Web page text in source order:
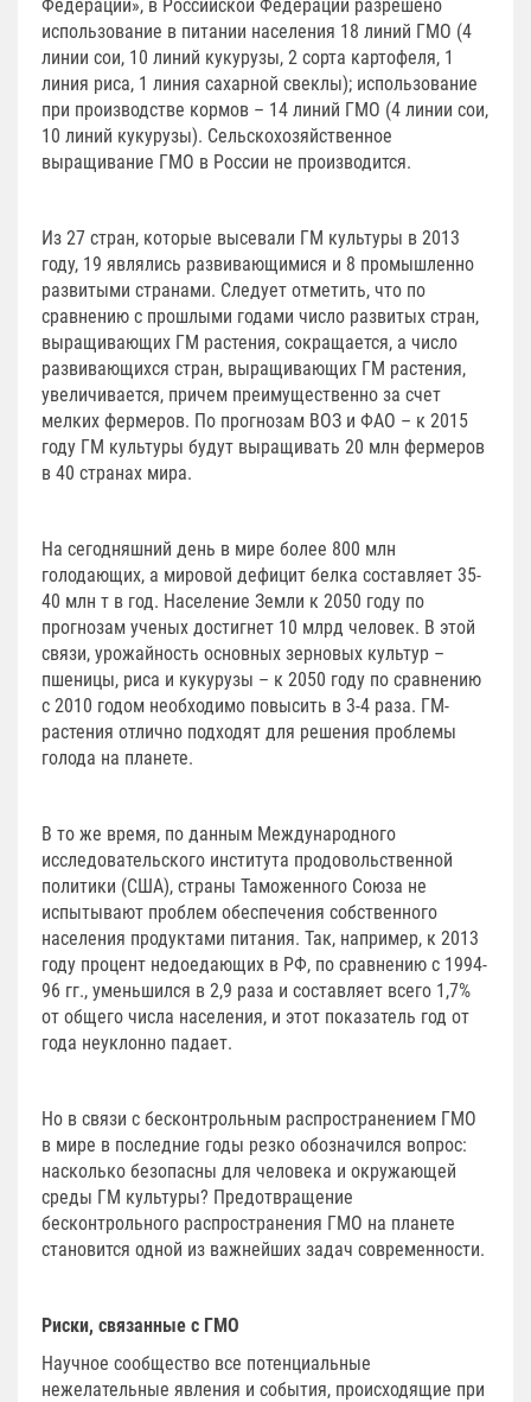
Федерации», в Российской Федерации разрешено
использование в питании населения 18 линий ГМО (4
линии сои, 10 линий кукурузы, 2 сорта картофеля, 1
линия риса, 1 линия сахарной свеклы); использование
при производстве кормов – 14 линий ГМО (4 линии сои,
10 линий кукурузы). Сельскохозяйственное
выращивание ГМО в России не производится.
Из 27 стран, которые высевали ГМ культуры в 2013
году, 19 являлись развивающимися и 8 промышленно
развитыми странами. Следует отметить, что по
сравнению с прошлыми годами число развитых стран,
выращивающих ГМ растения, сокращается, а число
развивающихся стран, выращивающих ГМ растения,
увеличивается, причем преимущественно за счет
мелких фермеров. По прогнозам ВОЗ и ФАО – к 2015
году ГМ культуры будут выращивать 20 млн фермеров
в 40 странах мира.
На сегодняшний день в мире более 800 млн
голодающих, а мировой дефицит белка составляет 35-
40 млн т в год. Население Земли к 2050 году по
прогнозам ученых достигнет 10 млрд человек. В этой
связи, урожайность основных зерновых культур –
пшеницы, риса и кукурузы – к 2050 году по сравнению
с 2010 годом необходимо повысить в 3-4 раза. ГМ-
растения отлично подходят для решения проблемы
голода на планете.
В то же время, по данным Международного
исследовательского института продовольственной
политики (США), страны Таможенного Союза не
испытывают проблем обеспечения собственного
населения продуктами питания. Так, например, к 2013
году процент недоедающих в РФ, по сравнению с 1994-
96 гг., уменьшился в 2,9 раза и составляет всего 1,7%
от общего числа населения, и этот показатель год от
года неуклонно падает.
Но в связи с бесконтрольным распространением ГМО
в мире в последние годы резко обозначился вопрос:
насколько безопасны для человека и окружающей
среды ГМ культуры? Предотвращение
бесконтрольного распространения ГМО на планете
становится одной из важнейших задач современности.
Риски, связанные с ГМО
Научное сообщество все потенциальные
нежелательные явления и события, происходящие при